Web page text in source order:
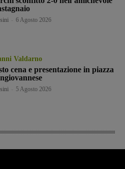
6 Agosto 2026
Valdarno
cena e presentazione in piazza
5 Agosto 2026